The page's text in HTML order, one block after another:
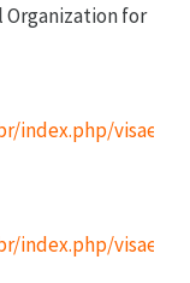
Organization for
index.php/
index.php/